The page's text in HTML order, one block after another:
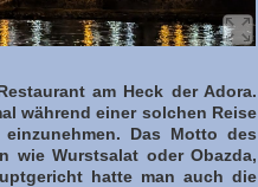
am Heck der Adora.
während einer solchen Reise
Das Motto des
wie Wurstsalat oder Obazda,
hatte man auch die